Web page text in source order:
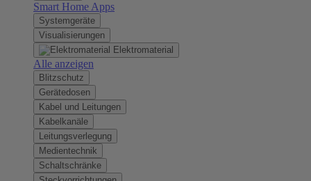
Smart Home Apps
Systemgeräte
Visualisierungen
Elektromaterial
Alle anzeigen
Blitzschutz
Gerätedosen
Kabel und Leitungen
Kabelkanäle
Leitungsverlegung
Medientechnik
Schaltschränke